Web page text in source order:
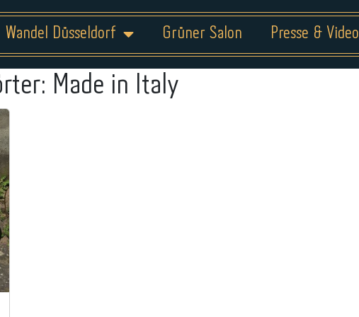
Wandel Düsseldorf Grüner Salon Presse & Video
Made in Italy